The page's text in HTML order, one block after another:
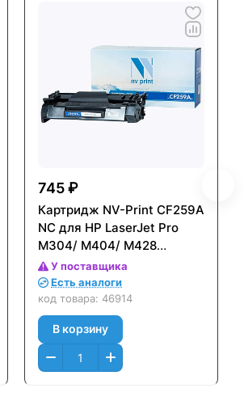
745 ₽
Картридж NV-Print CF259A
NC для HP LaserJet Pro
M304/ M404/ M428
(3000стр.) - без чипа
У поставщика
Есть аналоги
код товара: 46914
В корзину